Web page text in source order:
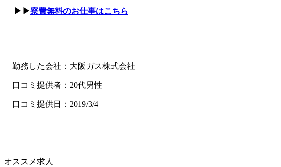
▶▶寮費無料のお仕事はこちら
勤務した会社：大阪ガス株式会社
口コミ提供者：20代男性
口コミ提供日：2019/3/4
オススメ求人